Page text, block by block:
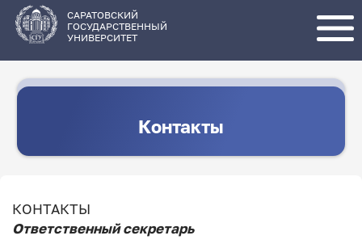
основному
содержанию
САРАТОВСКИЙ
ГОСУДАРСТВЕННЫЙ
УНИВЕРСИТЕТ
Контакты
КОНТАКТЫ
Ответственный секретарь